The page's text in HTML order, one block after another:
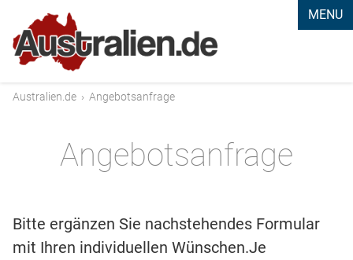
MENU
Australien.de › Angebotsanfrage
Angebotsanfrage
Bitte ergänzen Sie nachstehendes Formular
mit Ihren individuellen Wünschen.Je